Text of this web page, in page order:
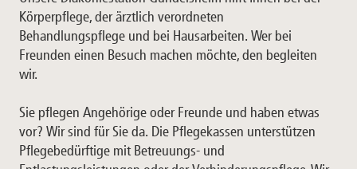
Körperpflege, der ärztlich verordneten
Behandlungspflege und bei Hausarbeiten. Wer bei
Freunden einen Besuch machen möchte, den begleiten
wir.
Sie pflegen Angehörige oder Freunde und haben etwas
vor? Wir sind für Sie da. Die Pflegekassen unterstützen
Pflegebedürftige mit Betreuungs- und